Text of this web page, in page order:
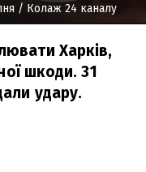
/ Колаж 24 каналу
Харків,
шкоди. 31
удару.